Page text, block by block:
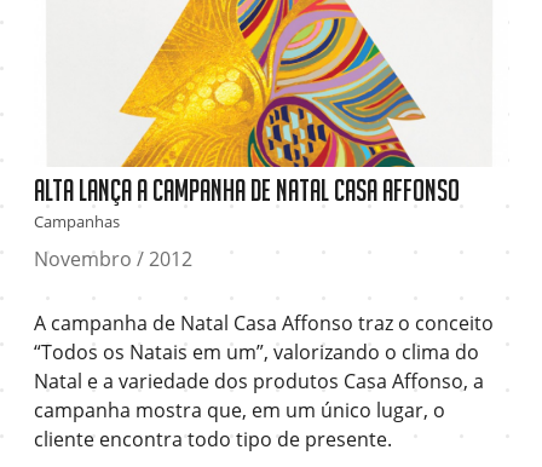
Alta lança a Campanha de Natal Casa Affonso
Campanhas
Novembro / 2012
A campanha de Natal Casa Affonso traz o conceito
“Todos os Natais em um”, valorizando o clima do
Natal e a variedade dos produtos Casa Affonso, a
campanha mostra que, em um único lugar, o
cliente encontra todo tipo de presente.